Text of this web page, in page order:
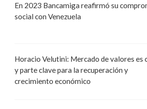
En 2023 Bancamiga reafirmó su
social con Venezuela
Horacio Velutini: Mercado de valores es
y parte clave para la recuperación y
crecimiento económico